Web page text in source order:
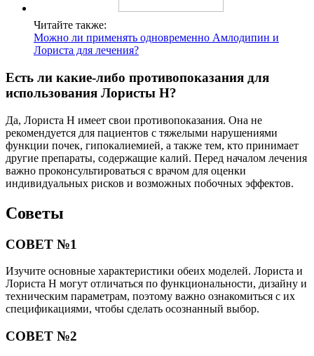
Читайте также:
Можно ли применять одновременно Амлодипин и
Лориста для лечения?
Есть ли какие-либо противопоказания для
использования Лористы Н?
Да, Лориста Н имеет свои противопоказания. Она не
рекомендуется для пациентов с тяжелыми нарушениями
функции почек, гипокалиемией, а также тем, кто принимает
другие препараты, содержащие калий. Перед началом лечения
важно проконсультироваться с врачом для оценки
индивидуальных рисков и возможных побочных эффектов.
Советы
СОВЕТ №1
Изучите основные характеристики обеих моделей. Лориста и
Лориста Н могут отличаться по функциональности, дизайну и
техническим параметрам, поэтому важно ознакомиться с их
спецификациями, чтобы сделать осознанный выбор.
СОВЕТ №2